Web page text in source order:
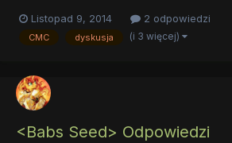
nie da się zauważyć w obu
Nowego Yorku, ale czy jest to w 100
Listopad 9, 2014 2 odpowiedzi
CMC dyskusja (i 3 więcej)
<Babs Seed> Odpowiedzi